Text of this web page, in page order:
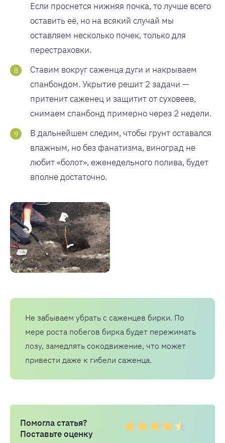
Если проснется нижняя почка, то лучше всего
оставить её, но на всякий случай мы
оставляем несколько почек, только для
перестраховки.
Ставим вокруг саженца дуги и накрываем
спанбондом. Укрытие решит 2 задачи —
притенит саженец и защитит от суховеев,
снимаем спанбонд примерно через 2 недели.
В дальнейшем следим, чтобы грунт оставался
влажным, но без фанатизма, виноград не
любит «болот», еженедельного полива, будет
вполне достаточно.
Не забываем убрать с саженцев бирки. По
мере роста побегов бирка будет пережимать
лозу, замедлять сокодвижение, что может
привести даже к гибели саженца.
Помогла статья?
Поставьте оценку